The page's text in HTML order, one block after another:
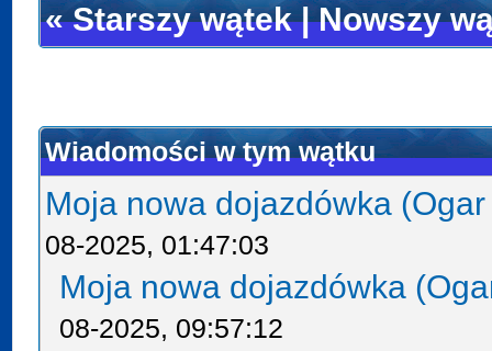
«Starszy wątek|Nowszy
Wiadomości w tym wątku
Moja nowa dojazdówka
08-2025, 01:47:03
Moja nowa dojazdówka
08-2025, 09:57:12